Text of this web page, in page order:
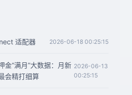
适配器 2026-06-18 00:25:15
金“满月”大数据：月新
会精打细算
2026-06-13
00:25:15